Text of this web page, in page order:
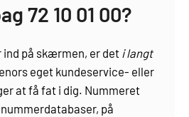
72 10 01 00?
ind på skærmen, er det i langt
eget kundeservice- eller
at få fat i dig. Nummeret
på